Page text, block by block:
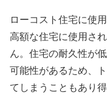
ローコスト住宅に使
高額な住宅に使用さ
ん。住宅の耐久性が
可能性があるため、
てしまうこともあり得